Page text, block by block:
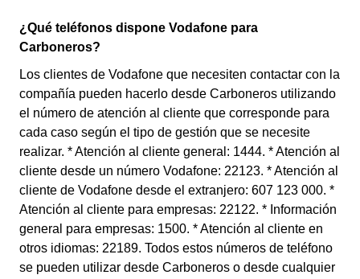
¿Qué teléfonos dispone Vodafone para
Carboneros?
Los clientes de Vodafone que necesiten contactar con la
compañía pueden hacerlo desde Carboneros utilizando
el número de atención al cliente que corresponde para
cada caso según el tipo de gestión que se necesite
realizar. * Atención al cliente general: 1444. * Atención al
cliente desde un número Vodafone: 22123. * Atención al
cliente de Vodafone desde el extranjero: 607 123 000. *
Atención al cliente para empresas: 22122. * Información
general para empresas: 1500. * Atención al cliente en
otros idiomas: 22189. Todos estos números de teléfono
se pueden utilizar desde Carboneros o desde cualquier